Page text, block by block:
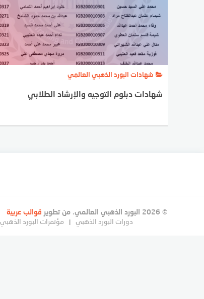
شهادات البورد الذهبي العالمي
شهادات دبلوم التوجيه والإرشاد الطلابي
© 2026 البورد الذهبي العالمي. من تطوير
قوالب عربية
دورات البورد الذهبي
مؤتمرات البورد الذهبي